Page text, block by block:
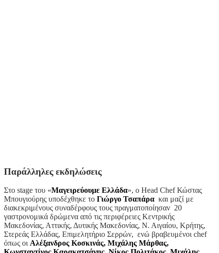
Παράλληλες εκδηλώσεις
Στο stage του «Μαγειρεύουμε Ελλάδα», ο Head Chef Κώστας
Μπουγιούρης υποδέχθηκε το Γιώργο Τσαπάρα και μαζί με
διακεκριμένους συναδέρφους τους πραγματοποίησαν 20
γαστρονομικά δρώμενα από τις περιφέρειες Κεντρικής
Μακεδονίας, Αττικής, Δυτικής Μακεδονίας, Ν. Αιγαίου, Κρήτης,
Στερεάς Ελλάδας, Επιμελητήριο Σερρών, ενώ βραβευμένοι chef
όπως οιΑλέξανδρος Κοσκινάς, Μιχάλης Μάρθας,